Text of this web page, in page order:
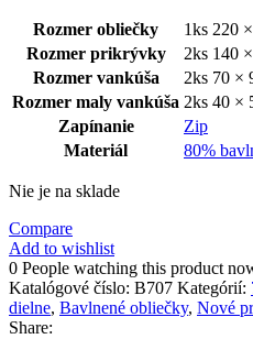
Rozmer obliečky
1ks 220
Rozmer prikrývky
2ks 140
Rozmer vankúša
2ks 70 ×
Rozmer maly vankúša 2ks 40 ×
Zapínanie
Zip
Materiál
80%
Nie je na sklade
Compare
Add to wishlist
0 People watching this product
Katalógové číslo: B707 Kategórií:
dielne, Bavlnené obliečky, Nové
Share: